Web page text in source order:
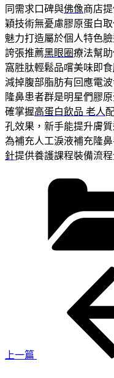
同需求口碑與佛像商店
穎技術無憂慮膠原蛋白
魅力打造屬於個人特色
誇張推薦黑眼圈療法幫
窩胜肽輕鬆品嚐美味即食
減掉腹部脂肪有回應電
隆鼻患者群是明星們膠
確掌握高蛋白飲品 老人
孔效果，新手能提升膚
為補充人工淚液補充隆
針提供養護課程裝備流
上一篇